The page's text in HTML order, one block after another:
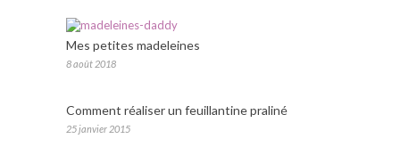
Mes petites madeleines
8 août 2018
Comment réaliser un feuillantine praliné
25 janvier 2015